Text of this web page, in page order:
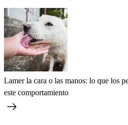
Lamer la cara o las manos: lo que los
este comportamiento